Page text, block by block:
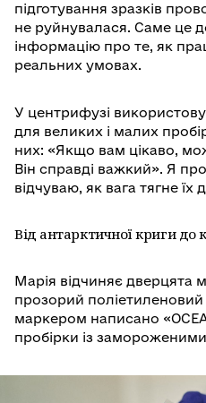
підготування зразків
не руйнувалася. Саме це
інформацію про те, як
реальних умовах.
У центрифузі
для великих і малих
них: «Якщо вам цікаво,
Він справді важкий». Я
відчуваю, як вага тягне їх
Від антарктичної криги до
Марія відчиняє дверцята
прозорий
маркером написано
пробірки із